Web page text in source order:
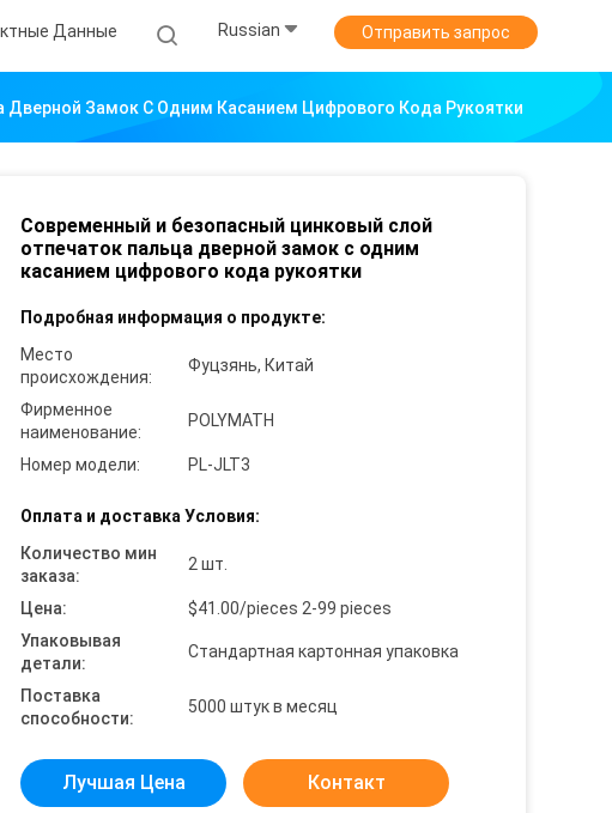
Данные Russian Отправить запрос
Замок С Одним Касанием Цифрового Кода Рукоятки
Современный и безопасный цинковый слой
отпечаток пальца дверной замок с одним
касанием цифрового кода рукоятки
Подробная информация о продукте:
Место
происхождения:
Фуцзянь, Китай
Фирменное
наименование:
POLYMATH
Номер модели: PL-JLT3
Оплата и доставка Условия:
Количество мин
заказа:
2 шт.
Цена:
$41.00/pieces 2-99 pieces
Упаковывая
детали:
Стандартная картонная упаковка
Поставка
способности:
5000 штук в месяц
Лучшая Цена Контакт